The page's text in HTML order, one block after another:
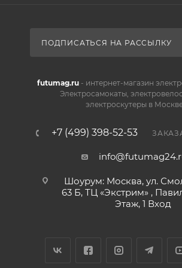
как для получения первого опыта
лесопарковым зонам.
ПОДПИСАТЬСЯ НА РАССЫЛКУ
futumag.ru- интернет-магазин
Электросамокаты,
электроскутеры в
+7 (499) 398-52-53
Шоурум: Москва, ул.
63 Б, ТЦ «Экстрим» ,
Этаж, 1 Вход